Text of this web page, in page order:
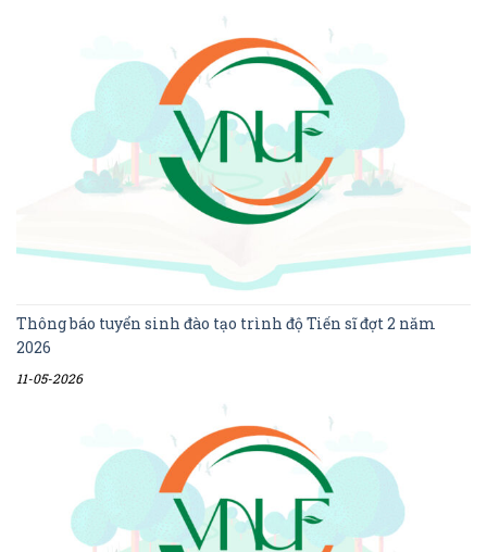
Thông báo tuyển sinh đào tạo trình độ Tiến sĩ đợt 2 năm
2026
11-05-2026